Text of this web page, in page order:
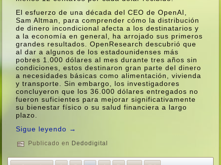
El esfuerzo de una década del CEO de OpenAI,
Sam Altman, para comprender cómo la distribución
de dinero incondicional afecta a los destinatarios y
a la economí­a en general, ha arrojado sus primeros
grandes resultados. OpenResearch descubrió que
al dar a algunos de los estadounidenses más
pobres 1.000 dólares al mes durante tres años sin
condiciones, estos destinaron gran parte del dinero
a necesidades básicas como alimentación, vivienda
y transporte. Sin embargo, los investigadores
concluyeron que los 36.000 dólares entregados no
fueron suficientes para mejorar significativamente
su bienestar fí­sico o su salud financiera a largo
plazo.
Sigue leyendo →
Publicado en Dedodigital